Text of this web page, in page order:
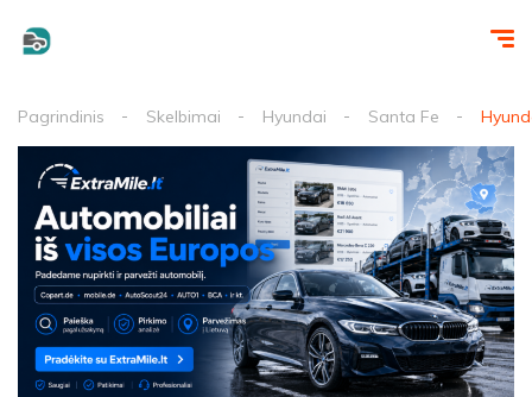
Pagrindinis Skelbimai Hyundai Santa Fe